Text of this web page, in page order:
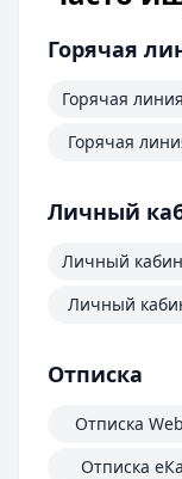
Горячая
Горячая
Горячая
Личный
Личный
Личный
Отписка
Отписка
Отписка